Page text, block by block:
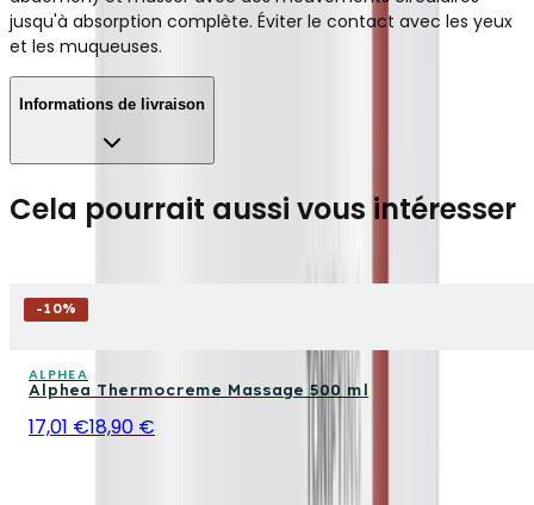
jusqu'à absorption complète. Éviter le contact avec les yeux
et les muqueuses.
Informations de livraison
Cela pourrait aussi vous intéresser
-10%
ALPHEA
Alphea Thermocreme Massage 500 ml
17,01 €18,90 €